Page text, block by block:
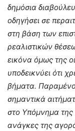
δημόσια
οδηγήσει σε
στη βάση των
ρεαλιστικών
εικόνα όμως της
υποδεικνύει ότι
βήματα.
σημαντικά
στο Υπόμνημα της
ανάγκες της